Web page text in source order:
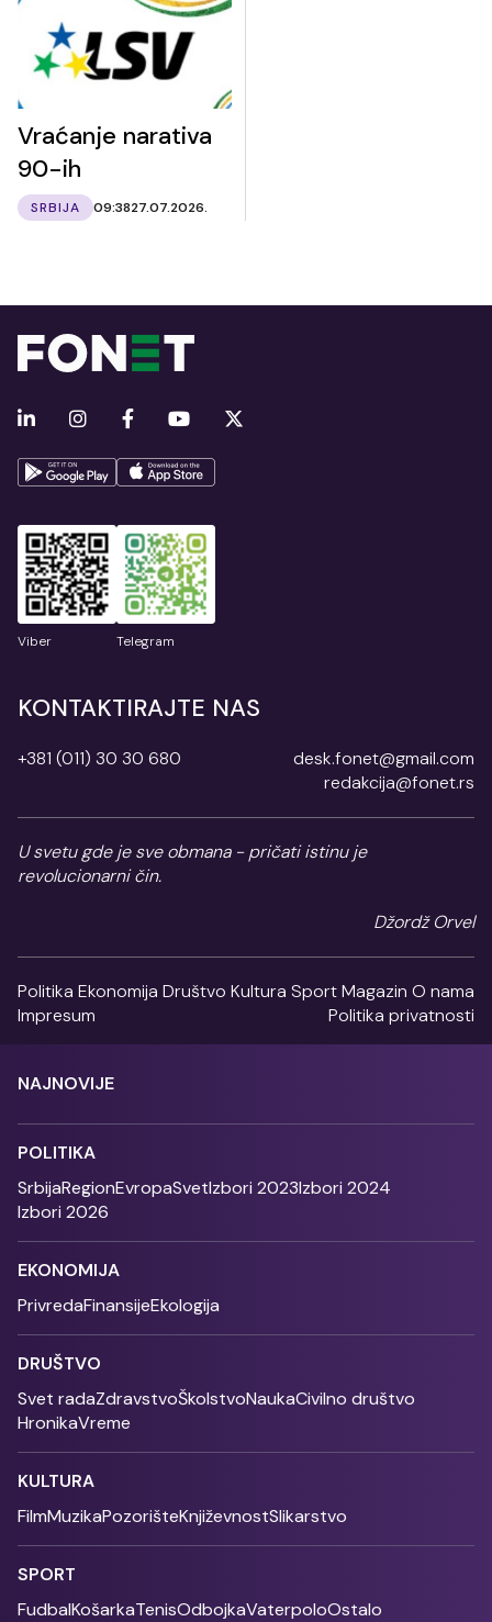
Vraćanje narativa
90-ih
SRBIJA 09:3827.07.2026.
Viber Telegram
KONTAKTIRAJTE NAS
+381 (011) 30 30 680
desk.fonet@gmail.com
redakcija@fonet.rs
U svetu gde je sve obmana - pričati istinu je
revolucionarni čin.
Džordž Orvel
Politika Ekonomija Društvo Kultura SportMagazin O nama
Impresum
Politika privatnosti
NAJNOVIJE
POLITIKA
SrbijaRegionEvropaSvetIzbori 2023Izbori 2024
Izbori 2026
EKONOMIJA
PrivredaFinansijeEkologija
DRUŠTVO
Svet radaZdravstvoŠkolstvoNaukaCivilno društvo
HronikaVreme
KULTURA
FilmMuzikaPozorišteKnjiževnostSlikarstvo
SPORT
FudbalKošarkaTenisOdbojkaVaterpoloOstalo